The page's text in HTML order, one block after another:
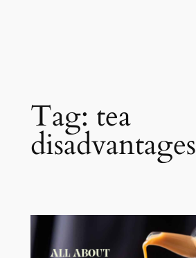
Tag: tea
disadvantages